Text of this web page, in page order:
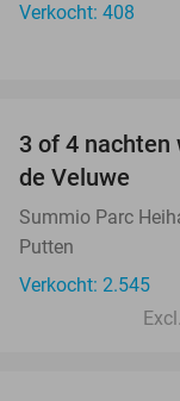
Verkocht: 408
3 of 4 nachten
de Veluwe
Summio Parc
Putten
Verkocht: 2.545